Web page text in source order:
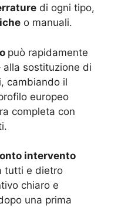
di ogni tipo,
o manuali.
può rapidamente
alla sostituzione di
cambiando il
europeo
completa con
intervento
tutti e dietro
chiaro e
una prima